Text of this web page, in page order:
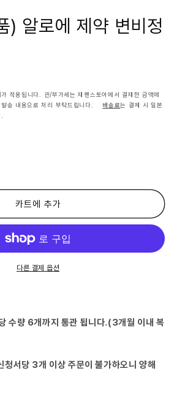
) 알로에 제약 변비정
적용됩니다. 관/부가세는 재팬스토어에서 결재한 금액에
발송 내용으로 처리 부탁드립니다. 배송료는 결제 시 일본
카트에 추가
다른 결제 옵션
수량 6개까지 통관 됩니다.(3개월 이내 복
청서당 3개 이상 주문이 불가하오니 양해